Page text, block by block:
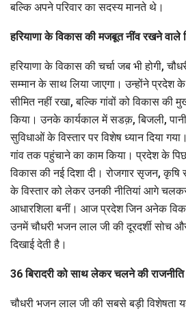
बल्कि अपने परिवार का सदस्य मानते थे।
हरियाणा के विकास की मजबूत नींव रखने वाले
हरियाणा के विकास की चर्चा जब भी होगी,
सम्मान के साथ लिया जाएगा। उन्होंने
सीमित नहीं रखा, बल्कि गांवों को विकास की
किया। उनके कार्यकाल में सडक़, बिजली,
सुविधाओं के विस्तार पर विशेष ध्यान दिया
गांव तक पहुंचाने का काम किया। प्रदेश के
विकास की नई दिशा दी। रोजगार सृजन, कृषि
के विस्तार को लेकर उनकी नीतियां आगे
आधारशिला बनीं। आज प्रदेश जिन अनेक
उनमें चौधरी भजन लाल जी की दूरदर्शी सोच
दिखाई देती है।
36 बिरादरी को साथ लेकर चलने की राजनीति
चौधरी भजन लाल जी की सबसे बड़ी विशेषता